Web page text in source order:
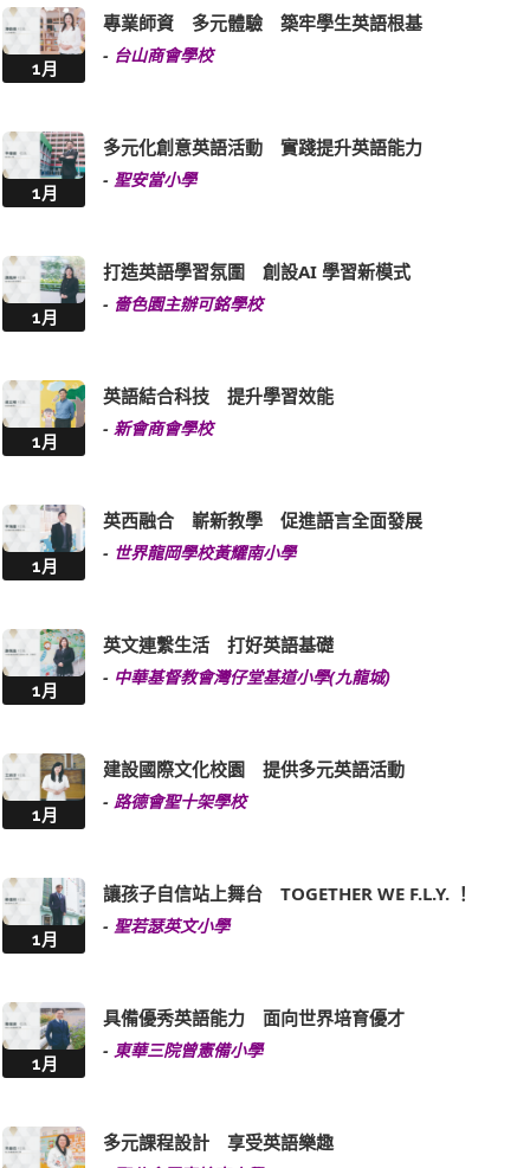
1月
專業師資 多元體驗 築牢學生英語根基
- 台山商會學校
1月
多元化創意英語活動 實踐提升英語能力
- 聖安當小學
1月
打造英語學習氛圍 創設AI 學習新模式
- 嗇色園主辦可銘學校
1月
英語結合科技 提升學習效能
- 新會商會學校
1月
英西融合 嶄新教學 促進語言全面發展
- 世界龍岡學校黃耀南小學
1月
英文連繫生活 打好英語基礎
- 中華基督教會灣仔堂基道小學(九龍城)
1月
建設國際文化校園 提供多元英語活動
- 路德會聖十架學校
1月
讓孩子自信站上舞台 TOGETHER WE F.L.Y. ！
- 聖若瑟英文小學
1月
具備優秀英語能力 面向世界培育優才
- 東華三院曾憲備小學
多元課程設計 享受英語樂趣